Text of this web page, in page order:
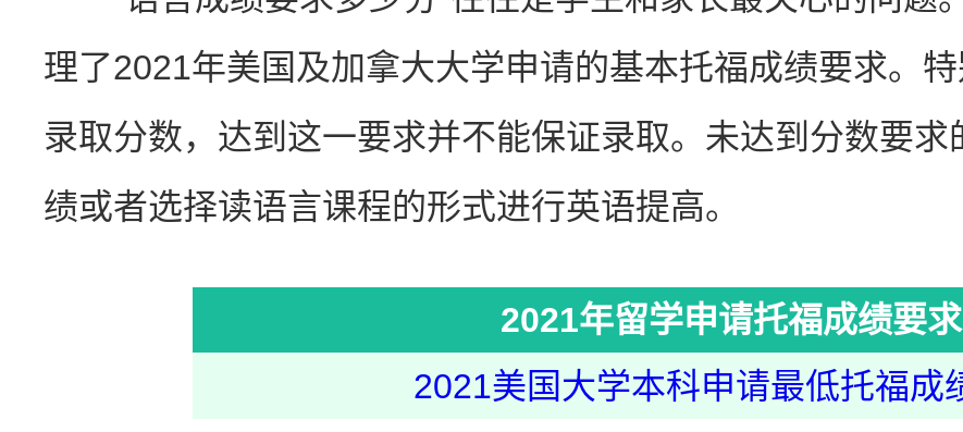
理了2021年美国及加拿大大学申请的基本托福成绩要求。
录取分数，达到这一要求并不能保证录取。未达到分数要
绩或者选择读语言课程的形式进行英语提高。
2021年留学申请托福成绩要求
2021美国大学本科申请最低托福成